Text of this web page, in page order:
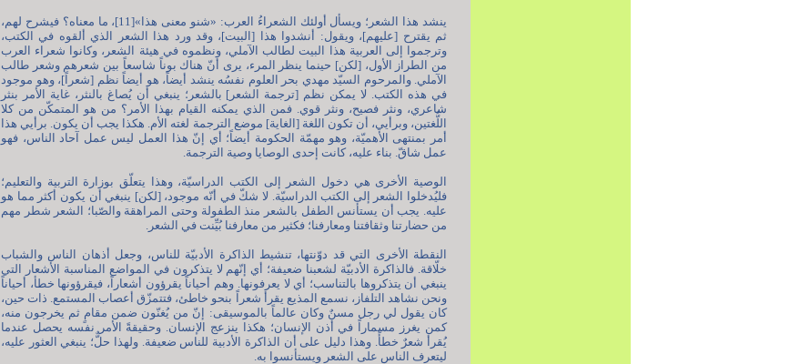
ينشد هذا الشعر؛ ويسأل أولئك الشعراءُ العرب: «شنو معنى هذا»[11]، ما معناه؟ فيشرح لهم،
ثم يقترح [عليهم]، ويقول: أنشدوا هذا [البيت]، وقد ورد هذا الشعر الذي ألقوه في الكتب،
وترجموا إلى العربية هذا البيت لطالب الآملي، ونظموه في هيئة الشعر، وكانوا شعراء العرب
من الطراز الأول، [لكن] حينما ينظر المرء، يرى أنّ هناك بوناً شاسعاً بين شعرهم وشعر طالب
الآملي. والمرحوم السيّد مهدي بحر العلوم نفسُه ينشد أيضاً، هو أيضاً نظم [شعراً]، وهو موجود
في هذه الكتب. لا يمكن نظم [ترجمة الشعر] بالشعر؛ ينبغي أن يُصاغ بالنثر، غاية الأمر بنثر
شاعري، ونثر فصيح، ونثر قوي. فمن الذي يمكنه القيام بهذا الأمر؟ من هو المتمكّن من كلا
اللُّغتين، وبرأيي، أن تكون اللغة [الغاية] موضع الترجمة لغته الأم. هكذا يجب أن يكون. برأيي هذا
أمر بمنتهى الأهميّة، وهو مهمّة الحكومة أيضاً؛ أي إنّ هذا العمل ليس عمل آحاد الناس، فهو
عمل شاقّ. بناء عليه، كانت إحدى الوصايا وصية الترجمة.
الوصية الأخرى هي دخول الشعر إلى الكتب الدراسيّة، وهذا يتعلّق بوزارة التربية والتعليم؛
فليُدخلوا الشعر إلى الكتب الدراسيّة. لا شكّ في أنّه موجود، [لكن] ينبغي أن يكون أكثر مما هو
عليه. يجب أن يستأنس الطفل بالشعر منذ الطفولة وحتى المراهقة والصّبا؛ الشعر شطر مهم
من حضارتنا وثقافتنا ومعارفنا؛ فكثير من معارفنا بُيِّنت في الشعر.
النقطة الأخرى التي قد دوّنتها، تنشيط الذاكرة الأدبيّة للناس، وجعل أذهان الناس والشباب
خلّاقة. فالذاكرة الأدبيّة لشعبنا ضعيفة؛ أي إنّهم لا يتذكرون في المواضع المناسبة الأشعار التي
ينبغي أن يتذكروها بالتناسب؛ أي لا يعرفونها. وهم أحياناً يقرؤون أشعاراً، فيقرؤونها خطأ، أحياناً
ونحن نشاهد التلفاز، نسمع المذيع يقرأ شعراً بنحو خاطئ، فتتمزّق أعصاب المستمع. ذات حين،
كان يقول لي رجل مسنٌ وكان عالماً بالموسيقى: إنّ من يُغنّون ضمن مقامٍ ثم يخرجون منه،
كمن يغرز مسماراً في أذن الإنسان؛ هكذا ينزعج الإنسان. وحقيقةً الأمر نفسه يحصل عندما
يُقرأ شعرٌ خطأً. وهذا دليل على أن الذاكرة الأدبية للناس ضعيفة. ولهذا حلٌّ؛ ينبغي العثور عليه،
ليتعرف الناس على الشعر ويستأنسوا به.